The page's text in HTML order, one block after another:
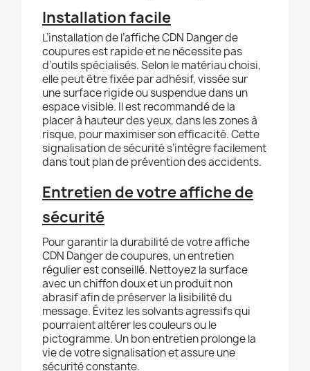
Installation facile
L’installation de l’affiche CDN Danger de
coupures est rapide et ne nécessite pas
d’outils spécialisés. Selon le matériau choisi,
elle peut être fixée par adhésif, vissée sur
une surface rigide ou suspendue dans un
espace visible. Il est recommandé de la
placer à hauteur des yeux, dans les zones à
risque, pour maximiser son efficacité. Cette
signalisation de sécurité s’intègre facilement
dans tout plan de prévention des accidents.
Entretien de votre affiche de
sécurité
Pour garantir la durabilité de votre affiche
CDN Danger de coupures, un entretien
régulier est conseillé. Nettoyez la surface
avec un chiffon doux et un produit non
abrasif afin de préserver la lisibilité du
message. Évitez les solvants agressifs qui
pourraient altérer les couleurs ou le
pictogramme. Un bon entretien prolonge la
vie de votre signalisation et assure une
sécurité constante.